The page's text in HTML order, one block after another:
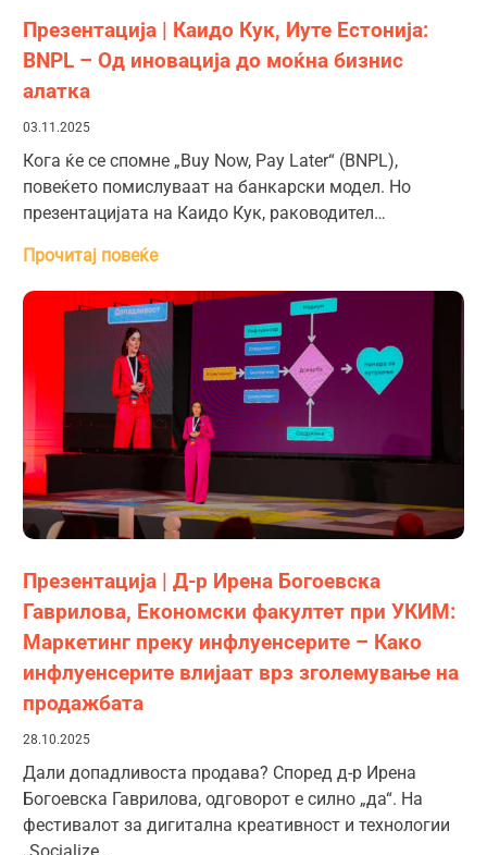
Презентација | Каидо Кук, Иуте Естонија:
BNPL – Од иновација до моќна бизнис
алатка
03.11.2025
Кога ќе се спомне „Buy Now, Pay Later“ (BNPL),
повеќето помислуваат на банкарски модел. Но
презентацијата на Каидо Кук, раководител…
Прочитај повеќе
Презентација | Д-р Ирена Богоевска
Гаврилова, Економски факултет при УКИМ:
Маркетинг преку инфлуенсерите – Како
инфлуенсерите влијаат врз зголемување на
продажбата
28.10.2025
Дали допадливоста продава? Според д-р Ирена
Богоевска Гаврилова, одговорот е силно „да“. На
фестивалот за дигитална креативност и технологии